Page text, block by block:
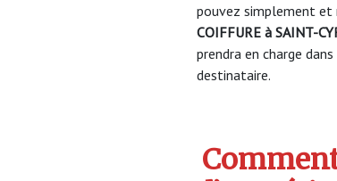
pouvez simplement et
COIFFURE à SAINT-
prendra en charge
destinataire.